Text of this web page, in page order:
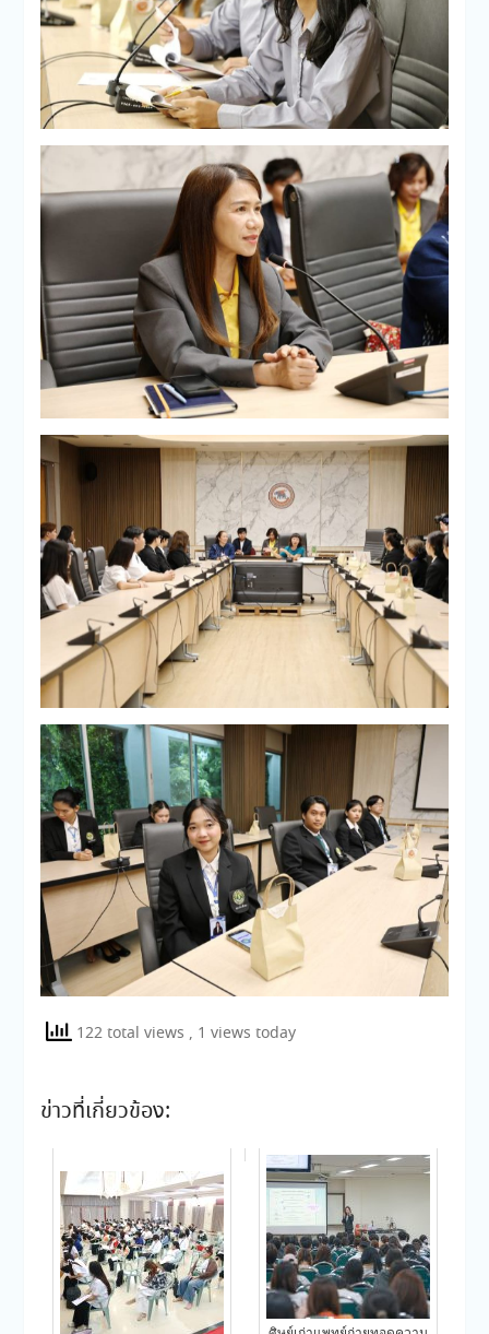
122 total views , 1 views today
ข่าวที่เกี่ยวข้อง: